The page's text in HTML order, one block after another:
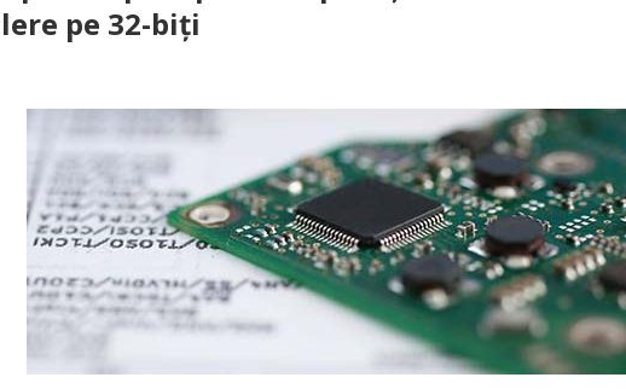
pe 32-biți